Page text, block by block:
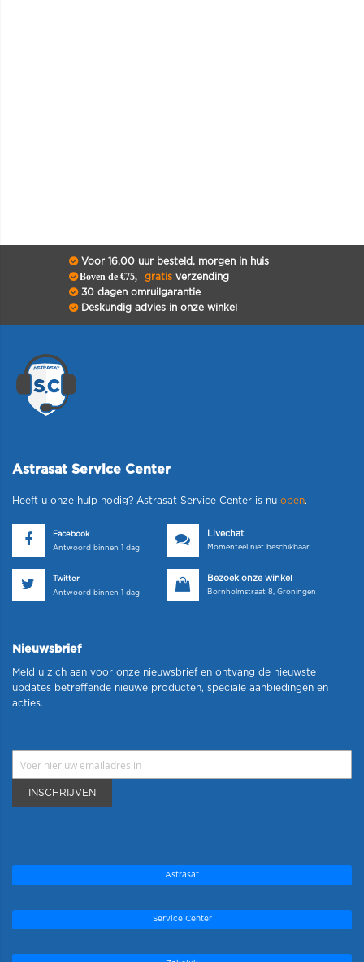
Voor 16.00 uur besteld, morgen in huis
Boven de €75,- gratisverzending
30 dagen omruilgarantie
Deskundig advies in onze winkel
Astrasat Service Center
Heeft u onze hulp nodig? Astrasat Service Center is nu open.
Facebook
Antwoord binnen 1 dag
Livechat
Momenteel niet beschikbaar
Twitter
Antwoord binnen 1 dag
Bezoek onze winkel
Bornholmstraat 8, Groningen
Nieuwsbrief
Meld u zich aan voor onze nieuwsbrief en ontvang de nieuwste
updates betreffende nieuwe producten, speciale aanbiedingen en
acties.
INSCHRIJVEN
Astrasat
Service Center